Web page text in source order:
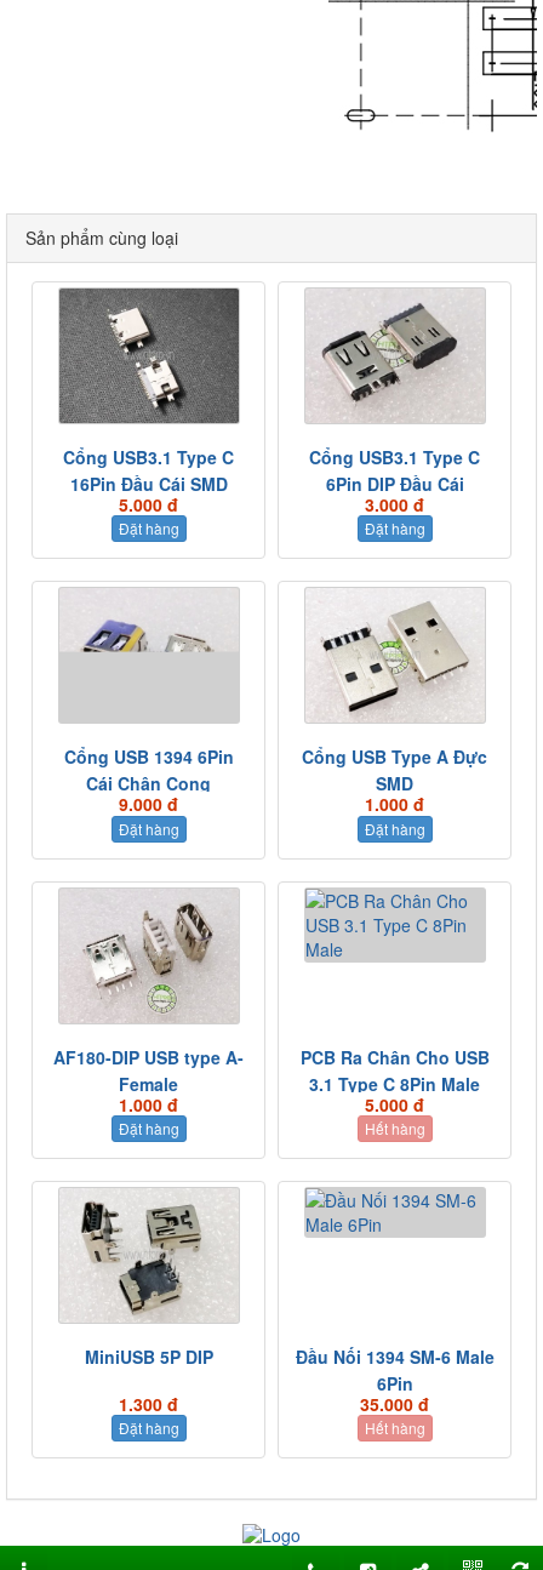
Sản phẩm cùng loại
Cổng USB3.1 Type C
16Pin Đầu Cái SMD
5.000 đ
Đặt hàng
Cổng USB3.1 Type C
6Pin DIP Đầu Cái
3.000 đ
Đặt hàng
Cổng USB 1394 6Pin
Cái Chân Cong
9.000 đ
Đặt hàng
Cổng USB Type A Đực
SMD
1.000 đ
Đặt hàng
AF180-DIP USB type A-
Female
1.000 đ
Đặt hàng
PCB Ra Chân Cho USB
3.1 Type C 8Pin Male
5.000 đ
Hết hàng
MiniUSB 5P DIP
1.300 đ
Đặt hàng
Đầu Nối 1394 SM-6 Male
6Pin
35.000 đ
Hết hàng